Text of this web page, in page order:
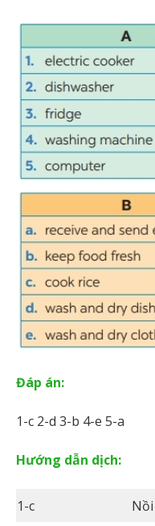
Đáp án:
1-c 2-d 3-b 4-e 5-a
Hướng dẫn dịch:
1-c